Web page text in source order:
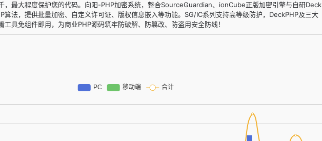
，最大程度保护您的代码。向阳-PHP加密系统，整合SourceGuardian、ionCube正版加密引擎与自研Deck
算法，提供批量加密、自定义许可证、版权信息嵌入等功能。SG/IC系列支持高等级防护，DeckPHP及三大
工具免组件即用，为商业PHP源码筑牢防破解、防篡改、防盗用安全防线！